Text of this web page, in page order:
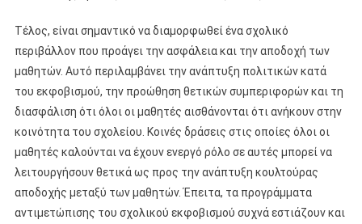
Τέλος, είναι σημαντικό να διαμορφωθεί ένα σχολικό
περιβάλλον που προάγει την ασφάλεια και την αποδοχή των
μαθητών. Αυτό περιλαμβάνει την ανάπτυξη πολιτικών κατά
του εκφοβισμού, την προώθηση θετικών συμπεριφορών και τη
διασφάλιση ότι όλοι οι μαθητές αισθάνονται ότι ανήκουν στην
κοινότητα του σχολείου. Κοινές δράσεις στις οποίες όλοι οι
μαθητές καλούνται να έχουν ενεργό ρόλο σε αυτές μπορεί να
λειτουργήσουν θετικά ως προς την ανάπτυξη κουλτούρας
αποδοχής μεταξύ των μαθητών. Έπειτα, τα προγράμματα
αντιμετώπισης του σχολικού εκφοβισμού συχνά εστιάζουν και